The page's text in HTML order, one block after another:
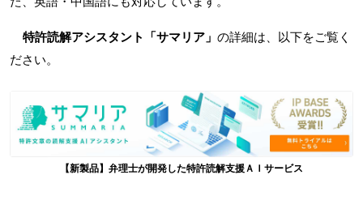
特許読解アシスタント「サマリア」 の詳細は、以下をご覧く
ださい。
【新製品】弁理士が開発した特許読解支援ＡＩサービス